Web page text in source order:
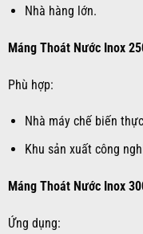
Nhà hàng lớn.
Máng Thoát Nước Inox
Phù hợp:
Nhà máy chế biến
Khu sản xuất công
Máng Thoát Nước Inox
Ứng dụng: